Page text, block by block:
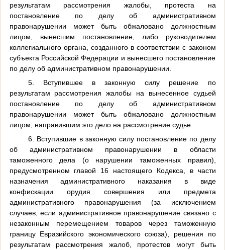
результатам рассмотрения жалобы, протеста на
постановление по делу об административном
правонарушении может быть обжаловано должностным
лицом, вынесшим постановление, либо руководителем
коллегиального органа, созданного в соответствии с законом
субъекта Российской Федерации и вынесшего постановление
по делу об административном правонарушении.
5. Вступившее в законную силу решение по
результатам рассмотрения жалобы на вынесенное судьей
постановление по делу об административном
правонарушении может быть обжаловано должностным
лицом, направившим это дело на рассмотрение судье.
6. Вступившие в законную силу постановление по делу
об административном правонарушении в области
таможенного дела (о нарушении таможенных правил),
предусмотренном главой 16 настоящего Кодекса, в части
назначения административного наказания в виде
конфискации орудия совершения или предмета
административного правонарушения (за исключением
случаев, если административное правонарушение связано с
незаконным перемещением товаров через таможенную
границу Евразийского экономического союза), решения по
результатам рассмотрения жалоб, протестов могут быть